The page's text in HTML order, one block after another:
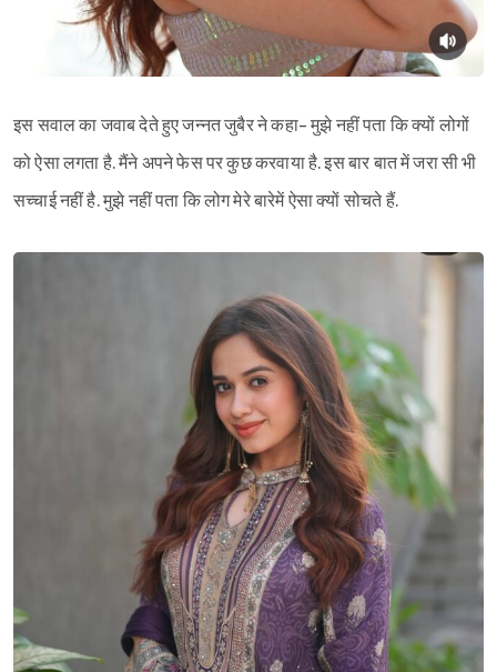
इस सवाल का जवाब देते हुए जन्नत जुबैर ने कहा- मुझे नहीं पता कि क्यों लोगों
को ऐसा लगता है. मैंने अपने फेस पर कुछ करवाया है. इस बार बात में जरा सी भी
सच्चाई नहीं है. मुझे नहीं पता कि लोग मेरे बारेमें ऐसा क्यों सोचते हैं.